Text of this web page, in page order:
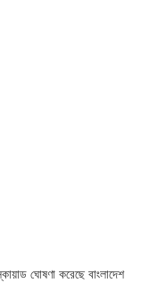
ঘোষণা করেছে বাংলাদেশ